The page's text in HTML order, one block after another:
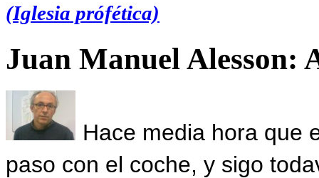
(Iglesia prófética)
Juan Manuel Alesson:
Hace media hora que
paso con el coche, y sigo